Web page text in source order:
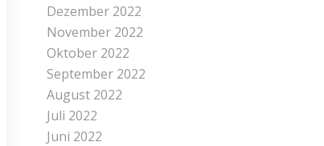
Dezember 2022
November 2022
Oktober 2022
September 2022
August 2022
Juli 2022
Juni 2022